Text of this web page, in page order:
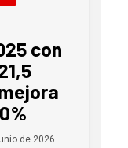
con
de 2026